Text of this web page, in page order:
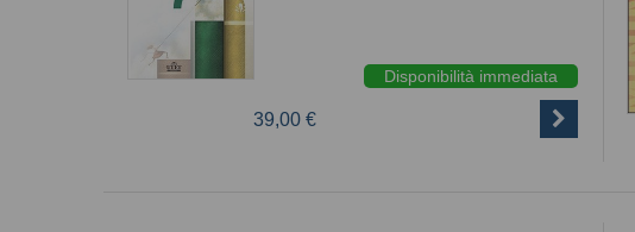
Disponibilità immediata
39,00 €